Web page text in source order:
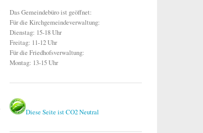
Das Gemeindebüro ist geöffnet:
Für die Kirchgemeindeverwaltung:
Dienstag: 15-18 Uhr
Freitag: 11-12 Uhr
Für die Friedhofsverwaltung:
Montag: 13-15 Uhr
Diese Seite ist CO2 Neutral